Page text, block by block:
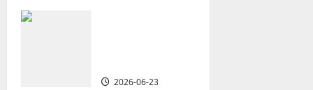
o
2026-06-23